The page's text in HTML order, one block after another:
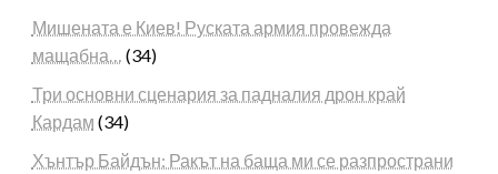
Мишената е Киев! Руската армия провежда
мащабна… (34)
Три основни сценария за падналия дрон край
Кардам (34)
Хънтър Байдън: Ракът на баща ми се разпространи